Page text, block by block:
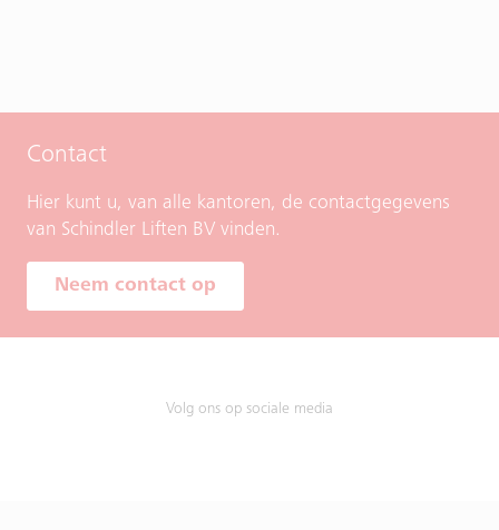
Contact
Hier kunt u, van alle kantoren, de contactgegevens
van Schindler Liften BV vinden.
Neem contact op
Volg ons op sociale media